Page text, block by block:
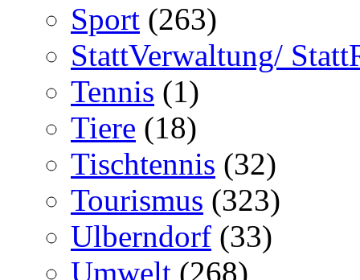
Sport (263)
StattVerwaltung/
Tennis (1)
Tiere (18)
Tischtennis (32)
Tourismus (323)
Ulberndorf (33)
Umwelt (268)